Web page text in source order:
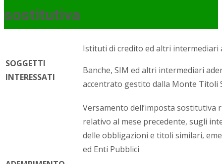
sostitutiva
SOGGETTI
INTERESSATI
Istituti di credito ed altri intermediari
Banche, SIM ed altri intermediari
accentrato gestito dalla Monte Titoli
Versamento dell’imposta sostitutiva
relativo al mese precedente, sugli
delle obbligazioni e titoli similari,
ed Enti Pubblici